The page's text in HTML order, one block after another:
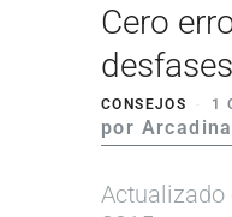
Cero
desfases
CONSEJOS 1
por Arcadina
Actualizado